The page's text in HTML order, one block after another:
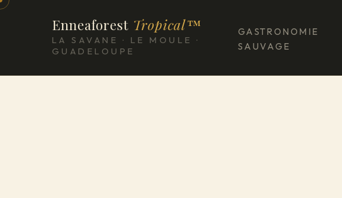
Enneaforest Tropical™
LA SAVANE · LE MOULE ·
GUADELOUPE
GASTRONOMIE
SAUVAGE